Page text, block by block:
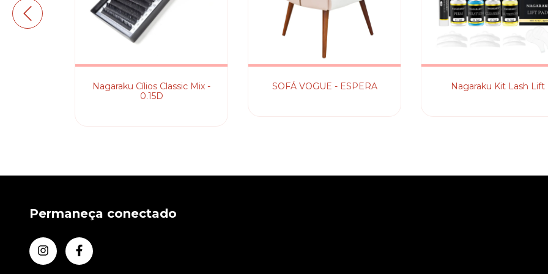
Nagaraku Cílios Classic Mix -
0.15D
SOFÁ VOGUE - ESPERA Nagaraku Kit Lash Lift
Permaneça conectado